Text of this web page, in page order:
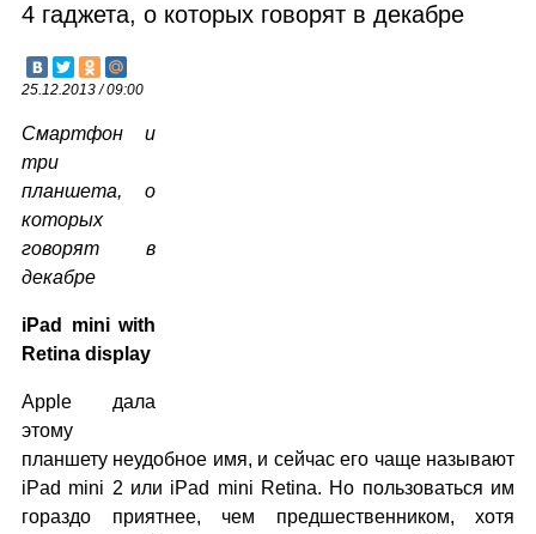
Новости
Новинки
4 гаджета, о которых говорят в декабре
25.12.2013 / 09:00
Смартфон и
три
планшета, о
которых
говорят в
декабре
iPad mini with
Retina display
Apple дала
этому
планшету неудобное имя, и сейчас его чаще называют
iPad mini 2 или iPad mini Retina. Но пользоваться им
гораздо приятнее, чем предшественником, хотя